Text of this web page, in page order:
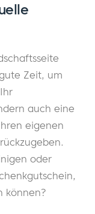
Zeit, um
auch eine
eigenen
oder
können?